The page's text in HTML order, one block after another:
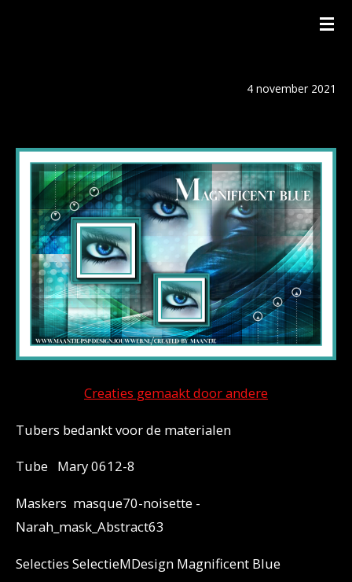
4 november 2021
Creaties gemaakt door andere
Tubers bedankt voor de materialen
Tube Mary 0612-8
Maskers masque70-noisette -
Narah_mask_Abstract63
Selecties SelectieMDesign Magnificent Blue